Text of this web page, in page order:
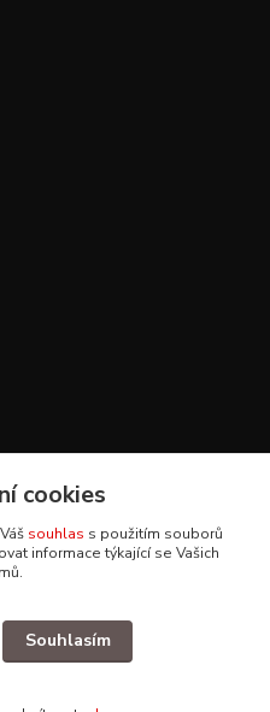
cookies.
cookies
souhlas s použitím souborů
informace týkající se Vašich
Souhlasím